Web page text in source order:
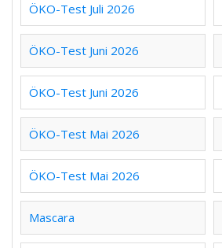
ÖKO-Test Juli 2026
ÖKO-Test Juni 2026
ÖKO-Test Juni 2026
ÖKO-Test Mai 2026
ÖKO-Test Mai 2026
Mascara